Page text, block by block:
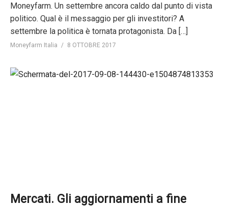
Moneyfarm. Un settembre ancora caldo dal punto di vista
politico. Qual è il messaggio per gli investitori? A
settembre la politica è tornata protagonista. Da […]
Moneyfarm Italia 8 OTTOBRE 2017
Mercati. Gli aggiornamenti a fine